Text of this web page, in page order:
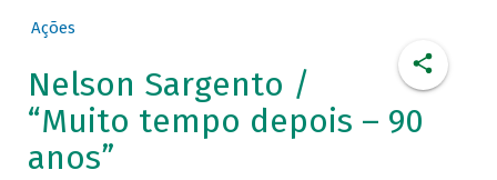
Ações
Nelson Sargento /
“Muito tempo depois – 90
anos”